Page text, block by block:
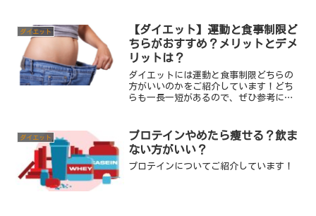
ダイエット
【ダイエット】運動と食事制限ど
ちらがおすすめ？メリットとデメ
リットは？
ダイエットには運動と食事制限どちらの
方がいいのかをご紹介しています！どち
らも一長一短があるので、ぜひ参考にし
ダイエット
プロテインやめたら痩せる？飲ま
ない方がいい？
プロテインについてご紹介しています！